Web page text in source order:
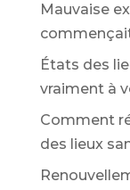
Mauvaise
États des
vraiment à
Comment
des lieux